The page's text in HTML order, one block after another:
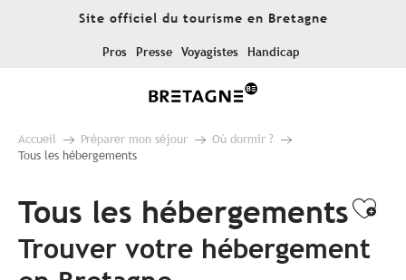
Site officiel du tourisme en Bretagne
Pros Presse Voyagistes Handicap
Accueil Préparer mon séjour
Où dormir ?
Tous les hébergements
Tous les hébergements
Trouver votre hébergement